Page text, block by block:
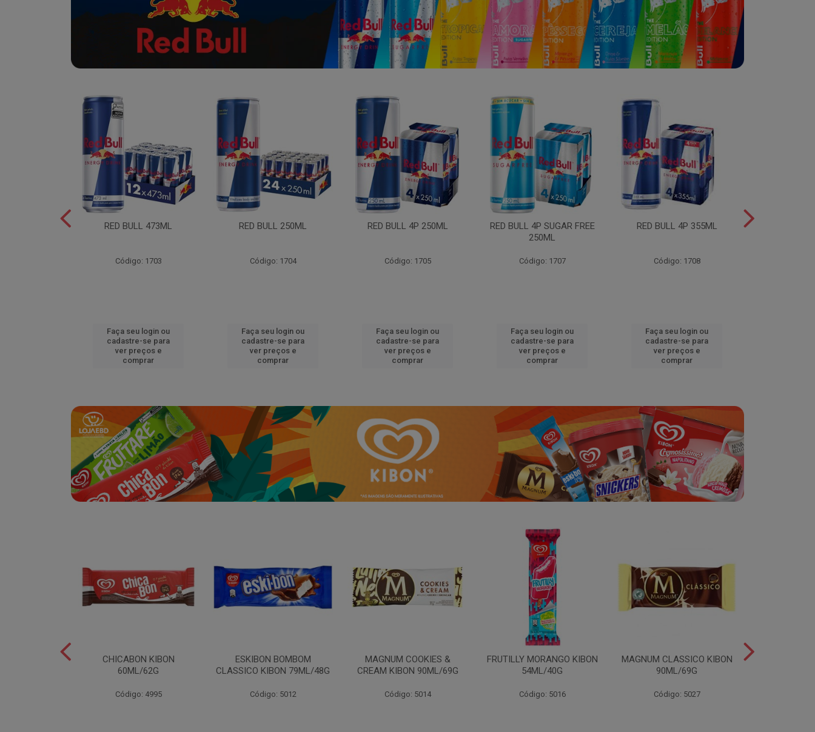
RED BULL 473ML
Código: 1703
Faça seu login ou
cadastre-se para
ver preços e
comprar
RED BULL 250ML
Código: 1704
Faça seu login ou
cadastre-se para
ver preços e
comprar
RED BULL 4P 250ML
Código: 1705
Faça seu login ou
cadastre-se para
ver preços e
comprar
RED BULL 4P SUGAR FREE
250ML
Código: 1707
Faça seu login ou
cadastre-se para
ver preços e
comprar
RED BULL 4P 355ML
Código: 1708
Faça seu login ou
cadastre-se para
ver preços e
comprar
CHICABON KIBON
60ML/62G
Código: 4995
ESKIBON BOMBOM
CLASSICO KIBON 79ML/48G
Código: 5012
MAGNUM COOKIES &
CREAM KIBON 90ML/69G
Código: 5014
FRUTILLY MORANGO KIBON
54ML/40G
Código: 5016
MAGNUM CLASSICO KIBON
90ML/69G
Código: 5027